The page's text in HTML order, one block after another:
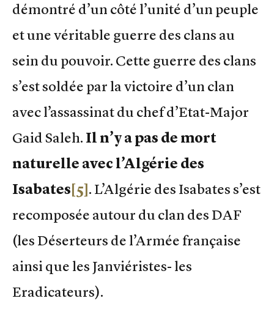
démontré d’un côté l’unité d’un peuple
et une véritable guerre des clans au
sein du pouvoir. Cette guerre des clans
s’est soldée par la victoire d’un clan
avec l’assassinat du chef d’Etat-Major
Gaid Saleh. Il n’y a pas de mort
naturelle avec l’Algérie des
Isabates[5]. L’Algérie des Isabates s’est
recomposée autour du clan des DAF
(les Déserteurs de l’Armée française
ainsi que les Janviéristes- les
Eradicateurs).